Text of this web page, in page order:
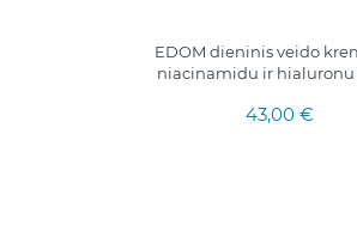
EDOM dieninis veido
niacinamidu ir hialuronu
43,00 €